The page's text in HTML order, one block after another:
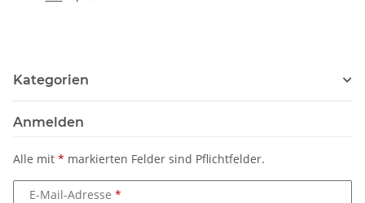
Kategorien
Anmelden
Alle mit * markierten Felder sind Pflichtfelder.
E-Mail-Adresse